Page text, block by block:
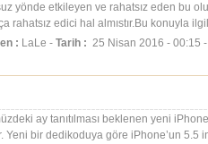
yönde etkileyen ve rahatsız eden bu
rahatsız edici hal almıstır.Bu konuyla
[Devamı]
: LaLe -Tarih : 25 Nisan 2016 - 00:15
ay tanıtılması beklenen yeni
Yeni bir dedikoduya göre iPhone’un 5.5